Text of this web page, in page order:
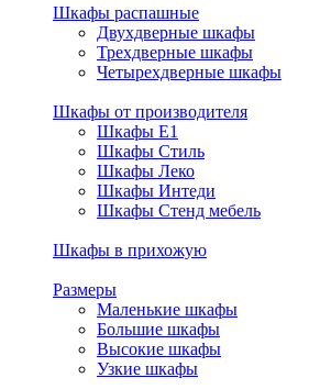
Шкафы распашные
Двухдверные шкафы
Трехдверные шкафы
Четырехдверные шкафы
Шкафы от производителя
Шкафы E1
Шкафы Стиль
Шкафы Леко
Шкафы Интеди
Шкафы Стенд мебель
Шкафы в прихожую
Размеры
Маленькие шкафы
Большие шкафы
Высокие шкафы
Узкие шкафы